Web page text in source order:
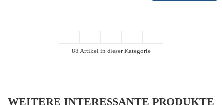
88 Artikel in dieser Kategorie
WEITERE INTERESSANTE PRODUKTE